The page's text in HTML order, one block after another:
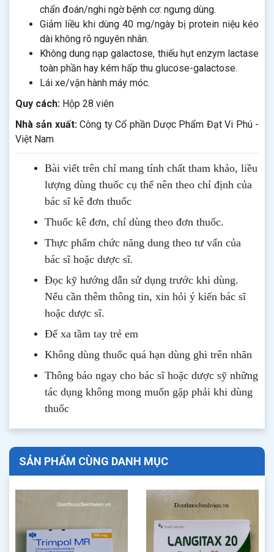
chẩn đoán/nghi ngờ bệnh cơ: ngưng dùng.
Giảm liều khi dùng 40 mg/ngày bị protein niệu kéo
dài không rõ nguyên nhân.
Không dung nạp galactose, thiếu hụt enzym lactase
toàn phần hay kém hấp thu glucose-galactose.
Lái xe/vận hành máy móc.
Quy cách: Hộp 28 viên
Nhà sản xuất:Công ty Cổ phần Dược Phẩm Đạt Vi Phú -
Việt Nam
Bài viết trên chỉ mang tính chất tham khảo, liều
lượng dùng thuốc cụ thể nên theo chỉ định của
bác sĩ kê đơn thuốc
Thuốc kê đơn, chỉ dùng theo đơn thuốc.
Thực phẩm chức năng dung theo tư vấn của
bác sĩ hoặc dược sĩ.
Đọc kỹ hướng dẫn sử dụng trước khi dùng.
Nếu cần thêm thông tin, xin hỏi ý kiến bác sĩ
hoặc dược sĩ.
Để xa tầm tay trẻ em
Không dùng thuốc quá hạn dùng ghi trên nhãn
Thông báo ngay cho bác sĩ hoặc dược sỹ những
tác dụng không mong muốn gặp phải khi dùng
thuốc
SẢN PHẨM CÙNG DANH MỤC